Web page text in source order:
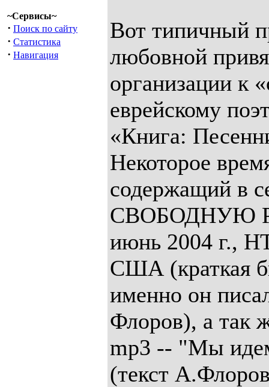
~Сервисы~
· Поиск по сайту
· Статистика
· Навигация
Вот типичный
любовной
организации к
еврейскому
«Книга:
Некоторое
содержащий в
СВОБОДНУЮ
июнь 2004 г.,
США (краткая
именно он
Флоров), а так
mp3 -- "Мы
(текст